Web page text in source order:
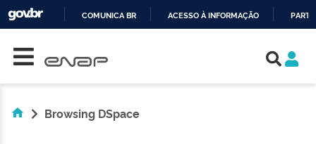
COMUNICA BR ACESSO À INFORMAÇÃO
Browsing DSpace